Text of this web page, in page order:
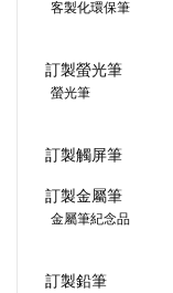
客製化環保筆
訂製螢光筆
螢光筆
訂製觸屏筆
訂製金屬筆
金屬筆紀念品
訂製鉛筆